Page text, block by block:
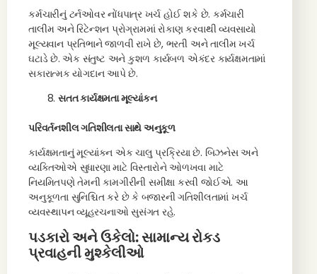
કર્મચારીનું ટર્નઓવર નોંધપાત્ર ખર્ચ હોઈ શકે છે. કર્મચારી
તાલીમ અને રિટેન્શન પ્રોગ્રામમાં રોકાણ કરવાથી વ્યવસાયો
મૂલ્યવાન પ્રતિભાને જાળવી રાખે છે, ભરતી અને તાલીમ ખર્ચ
ઘટાડે છે. એક સંતુષ્ટ અને કુશળ કાર્યબળ એકંદર કાર્યક્ષમતામાં
સકારાત્મક યોગદાન આપે છે.
સતત કાર્યક્ષમતા મૂલ્યાંકન
પરિવર્તનશીલ ગતિશીલતા સાથે અનુકૂળ
કાર્યક્ષમતાનું મૂલ્યાંકન એક ચાલુ પ્રક્રિયા છે. બિઝનેસ અને
વ્યક્તિઓએ સુધારણા માટે વિસ્તારોને ઓળખવા માટે
નિયમિતપણે તેમની કામગીરીની સમીક્ષા કરવી જોઈએ. આ
અનુકૂળતા સુનિશ્ચિત કરે છે કે બજારની ગતિશીલતામાં ખર્ચ
વ્યવસ્થાપન વ્યૂહરચનાઓ સુસંગત રહે.
પડકારો અને ઉકેલો: સામાન્ય રોકડ
પ્રવાહની મુશ્કેલીઓ